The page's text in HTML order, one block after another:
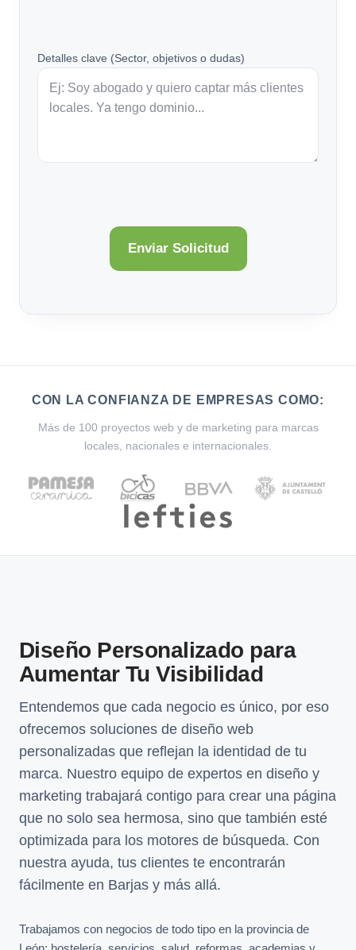
Detalles clave (Sector, objetivos o dudas)
CON LA CONFIANZA DE EMPRESAS COMO:
Más de 100 proyectos web y de marketing para marcas
locales, nacionales e internacionales.
Diseño Personalizado para
Aumentar Tu Visibilidad
Entendemos que cada negocio es único, por eso
ofrecemos soluciones de diseño web
personalizadas que reflejan la identidad de tu
marca. Nuestro equipo de expertos en diseño y
marketing trabajará contigo para crear una página
que no solo sea hermosa, sino que también esté
optimizada para los motores de búsqueda. Con
nuestra ayuda, tus clientes te encontrarán
fácilmente en Barjas y más allá.
Trabajamos con negocios de todo tipo en la provincia de